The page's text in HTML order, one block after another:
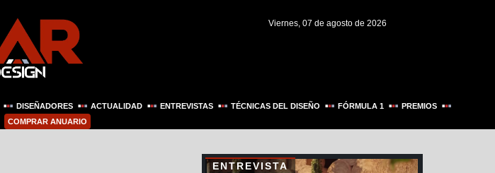
Viernes, 07 de agosto de 2026
DISEÑADORES ACTUALIDAD ENTREVISTAS TÉCNICAS DEL DISEÑO FÓRMULA 1
PREMIOS
COMPRAR ANUARIO
ENTREVISTA